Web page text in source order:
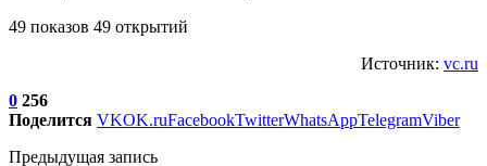
49 показов 49 открытий
Источник: vc.ru
0 256
Поделится VKOK.ruFacebookTwitterWhatsAppTelegramViber
Предыдущая запись